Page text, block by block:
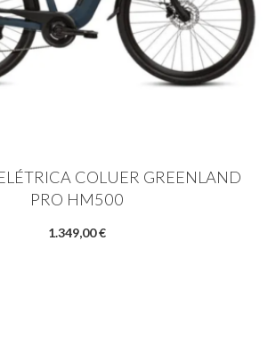
COLUER GREENLAND
PRO HM500
1.349,00 €